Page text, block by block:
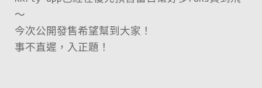
～
今次公開發售希望幫到大家！
事不直遲，入正題！